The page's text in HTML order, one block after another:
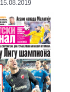
15.08.2019